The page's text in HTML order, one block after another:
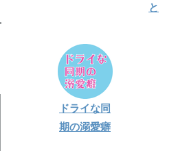
と
ドライな同
期の溺愛癖